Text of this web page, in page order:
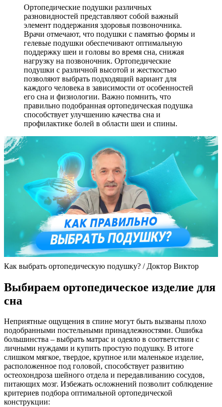
Ортопедические подушки различных
разновидностей представляют собой важный
элемент поддержания здоровья позвоночника.
Врачи отмечают, что подушки с памятью формы и
гелевые подушки обеспечивают оптимальную
поддержку шеи и головы во время сна, снижая
нагрузку на позвоночник. Ортопедические
подушки с различной высотой и жесткостью
позволяют выбрать подходящий вариант для
каждого человека в зависимости от особенностей
его сна и физиологии. Важно помнить, что
правильно подобранная ортопедическая подушка
способствует улучшению качества сна и
профилактике болей в области шеи и спины.
Как выбрать ортопедическую подушку? / Доктор Виктор
Выбираем ортопедическое изделие для
сна
Неприятные ощущения в спине могут быть вызваны плохо
подобранными постельными принадлежностями. Ошибка
большинства – выбрать матрас и одеяло в соответствии с
личными нуждами и купить простую подушку. В итоге
слишком мягкое, твердое, крупное или маленькое изделие,
расположенное под головой, способствует развитию
остеохондроза шейного отдела и передавливанию сосудов,
питающих мозг. Избежать осложнений позволит соблюдение
критериев подбора оптимальной ортопедической
конструкции: